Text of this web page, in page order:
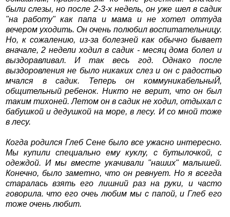
были слезы, но после 2-3-х недель, он уже шел в садик
"на работу" как папа и мама и не хотел оттуда
вечером уходить. Он очень полюбил воспитательницу.
Но, к сожалению, из-за болезней как обычно бывает
вначале, 2 недели ходил в садик - месяц дома болел и
выздоравливал. И так весь год. Однако после
выздоровления не было никаких слез и он с радостью
мчался в садик. Теперь он коммуникабельныЙ,
общительный ребенок. Никто не верит, что он был
таким тихоней. Летом он в садик не ходил, отдыхал с
бабушкой и дедушкой на море, в лесу. И со мной тоже
в лесу.
Когда родился Глеб Сене было все ужасно интересно.
Мы купили специально ему куклу, с бутылочкой, с
одеждой. И мы вместе укачивали "наших" малышей.
Конечно, было заметно, что он ревнует. Но я всегда
старалась взять его лишний раз на руки, и часто
говорила. что его очеь любим мы с папой, и Глеб его
тоже очень любит.